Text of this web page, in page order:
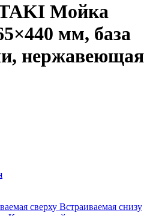
Мойка
мм, база
нержавеющая
сверху Встраиваемая снизу